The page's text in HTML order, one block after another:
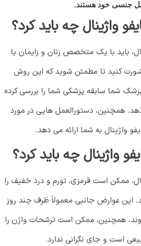
جنسی خود هستند.
واژینال چه باید کرد؟
باید با یک متخصص زنان و زایمان یا
کنید تا مطمئن شوید که این روش
سابقه پزشکی شما را بررسی کرده
همچنین، دستورالعمل هایی در مورد
به شما ارائه می دهد.
واژینال چه باید کرد؟
ممکن است قرمزی، تورم و درد خفیف را
عوارض جانبی معمولاً ظرف چند روز
همچنین، ممکن است ترشحات واژن را
است و جای نگرانی ندارد.